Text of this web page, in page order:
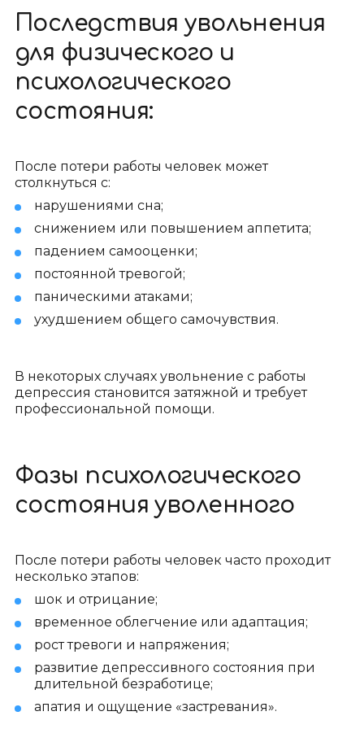
Последствия увольнения
для физического и
психологического
состояния:
После потери работы человек может
столкнуться с:
нарушениями сна;
снижением или повышением аппетита;
падением самооценки;
постоянной тревогой;
паническими атаками;
ухудшением общего самочувствия.
В некоторых случаях увольнение с работы
депрессия становится затяжной и требует
профессиональной помощи.
Фазы психологического
состояния уволенного
После потери работы человек часто проходит
несколько этапов:
шок и отрицание;
временное облегчение или адаптация;
рост тревоги и напряжения;
развитие депрессивного состояния при
длительной безработице;
апатия и ощущение «застревания».